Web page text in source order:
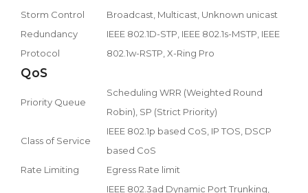
Storm Control
Broadcast, Multicast, Unknown unicast
Redundancy
Protocol
IEEE 802.1D-STP, IEEE 802.1s-MSTP, IEEE
802.1w-RSTP, X-Ring Pro
QoS
Priority Queue
Scheduling WRR (Weighted Round
Robin), SP (Strict Priority)
Class of Service
IEEE 802.1p based CoS, IP TOS, DSCP
based CoS
Rate Limiting
Egress Rate limit
IEEE 802.3ad Dynamic Port Trunking,